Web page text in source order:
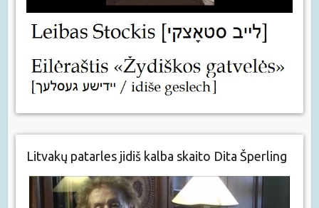
Litvakų patarles jidiš kalba skaito Dita Šperling